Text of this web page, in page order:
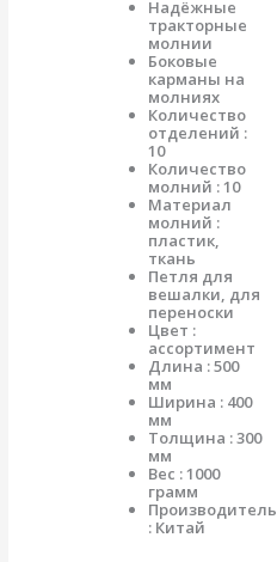
Надёжные
тракторные
молнии
Боковые
карманы на
молниях
Количество
отделений :
10
Количество
молний : 10
Материал
молний :
пластик,
ткань
Петля для
вешалки, для
переноски
Цвет :
ассортимент
Длина : 500
мм
Ширина : 400
мм
Толщина : 300
мм
Вес : 1000
грамм
Производитель
: Китай